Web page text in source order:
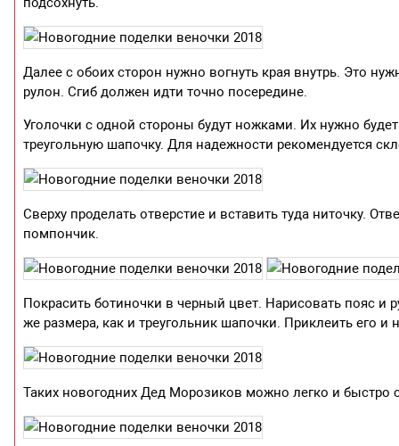
Далее с обоих сторон нужно вогнуть края внутрь. Это
рулон. Сгиб должен идти точно посередине.
Уголочки с одной стороны будут ножками. Их нужно
треугольную шапочку. Для надежности рекомендуется
Сверху проделать отверстие и вставить туда ниточку.
помпончик.
Покрасить ботиночки в черный цвет. Нарисовать пояс и
же размера, как и треугольник шапочки. Приклеить его и
Таких новогодних Дед Морозиков можно легко и быстро